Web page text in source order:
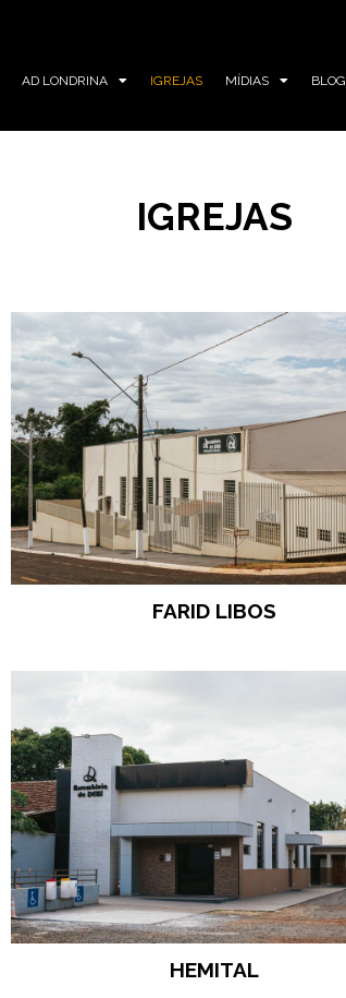
AD LONDRINA IGREJAS MÍDIAS BLOG
IGREJAS
FARID LIBOS
HEMITAL